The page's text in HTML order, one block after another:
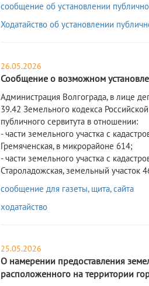
сообщение об установлении
Ходатайство об установлении
26.05.2026
Сообщение о возможном
Администрация Волгограда, в лице
39.42 Земельного кодекса
публичного сервитута в отношении:
- части земельного участка с
Гремяченская, в микрорайоне 614;
- части земельного участка с
Староладожская, земельный участок
сообщение для газеты, щита, сайта
ходатайство
25.05.2026
О намерении предоставления
расположенного на территории